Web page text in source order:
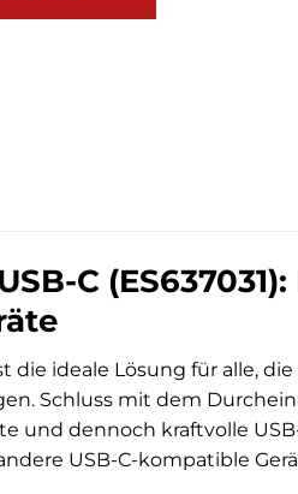
C
die ideale Lösung für alle,
Schluss mit dem
und dennoch kraftvolle
USB-C-kompatible